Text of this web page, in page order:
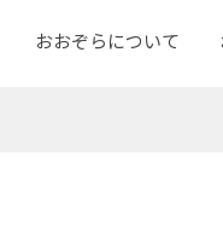
おおぞらについて
お